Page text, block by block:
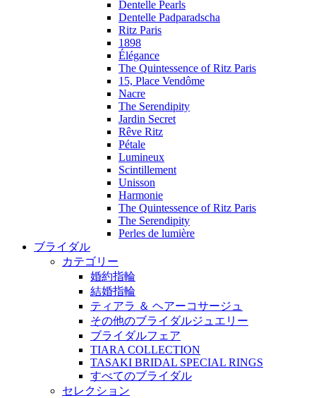
Dentelle Pearls
Dentelle Padparadscha
Ritz Paris
1898
Élégance
The Quintessence of Ritz Paris
15, Place Vendôme
Nacre
The Serendipity
Jardin Secret
Rêve Ritz
Pétale
Lumineux
Scintillement
Unisson
Harmonie
The Quintessence of Ritz Paris
The Serendipity
Perles de lumière
ブライダル
カテゴリー
婚約指輪
結婚指輪
ティアラ ＆ ヘアーコサージュ
その他のブライダルジュエリー
ブライダルフェア
TIARA COLLECTION
TASAKI BRIDAL SPECIAL RINGS
すべてのブライダル
セレクション